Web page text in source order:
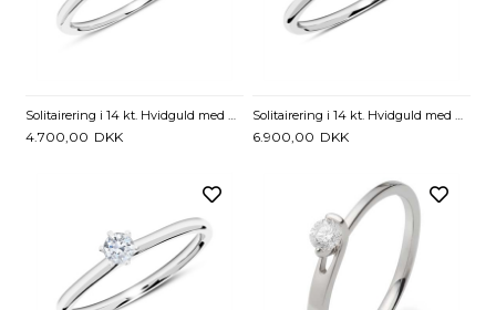
Solitairering i 14 kt. Hvidguld med Diamant - 0,05 ct
4.700,00 DKK
Solitairering i 14 kt. Hvidguld med Diamant - 0,10 ct.
6.900,00 DKK